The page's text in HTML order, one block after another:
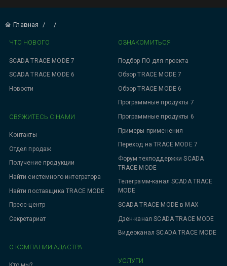
Главная / /
ЧТО НОВОГО
SCADA TRACE MODE 7
SCADA TRACE MODE 6
Новости
ОЗНАКОМИТЬСЯ
Подбор ПО для проекта
Обзор TRACE MODE 7
Обзор TRACE MODE 6
Программные продукты 7
Программные продукты 6
Примеры применения
Переход на TRACE MODE 7
Форум техподдержки SCADA
TRACE MODE
Телеграмм-канал SCADA TRACE
MODE
SCADA TRACE MODE в MAX
Дзен-канал SCADA TRACE MODE
Видеоканал SCADA TRACE MODE
УСЛУГИ
СВЯЖИТЕСЬ С НАМИ
Контакты
Отдел продаж
Получение продукции
Найти системного интегратора
Найти поставщика TRACE MODE
Пресс-центр
Секретариат
О КОМПАНИИ АДАСТРА